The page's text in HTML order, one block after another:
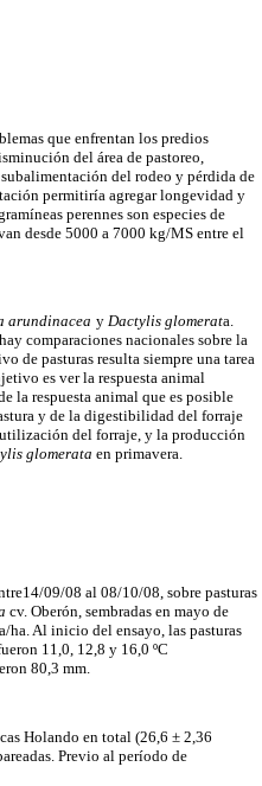
que enfrentan los predios
del área de pastoreo,
del rodeo y pérdida de
permitiría agregar longevidad y
perennes son especies de
desde 5000 a 7000 kg/MS entre el
arundinacea y Dactylis glomerata.
comparaciones nacionales sobre la
de pasturas resulta siempre una tarea
es ver la respuesta animal
la respuesta animal que es posible
y de la digestibilidad del forraje
del forraje, y la producción
glomerata en primavera.
09/08 al 08/10/08, sobre pasturas
cv. Oberón, sembradas en mayo de
ha. Al inicio del ensayo, las pasturas
11,0, 12,8 y 16,0 ºC
80,3 mm.
Holando en total (26,6 ± 2,36
Previo al período de